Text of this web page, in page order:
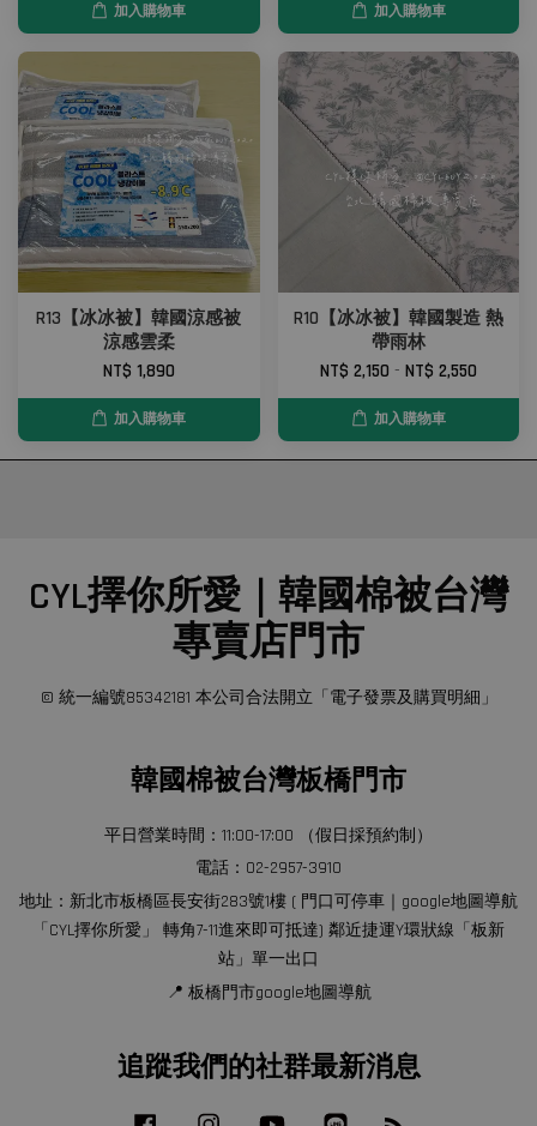
加入購物車 加入購物車
R13【冰冰被】韓國涼感被
涼感雲柔
NT$ 1,890
加入購物車
R10【冰冰被】韓國製造 熱
帶雨林
NT$ 2,150 - NT$ 2,550
加入購物車
CYL擇你所愛｜韓國棉被台灣
專賣店門市
© 統一編號85342181 本公司合法開立「電子發票及購買明細」
韓國棉被台灣板橋門市
平日營業時間：11:00-17:00 （假日採預約制）
電話：02-2957-3910
地址：新北市板橋區長安街283號1樓 ( 門口可停車｜google地圖導航
「CYL擇你所愛」 轉角7-11進來即可抵達) 鄰近捷運Y環狀線「板新
站」單一出口
📍 板橋門市google地圖導航
追蹤我們的社群最新消息